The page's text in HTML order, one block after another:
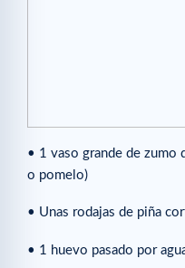
• 1 vaso grande de zumo
o pomelo)
• Unas rodajas de piña
• 1 huevo pasado por